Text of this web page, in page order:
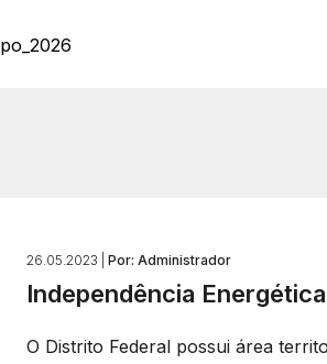
26.05.2023 | Por: Administrador
Independência Energética
O Distrito Federal possui área